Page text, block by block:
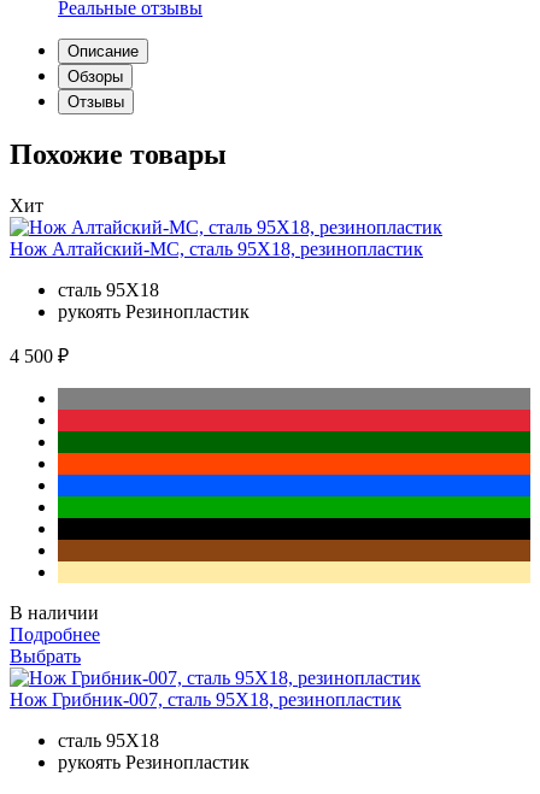
Реальные отзывы
Описание
Обзоры
Отзывы
Похожие товары
Хит
Нож Алтайский-МС, сталь 95Х18, резинопластик
сталь 95Х18
рукоять Резинопластик
4 500 ₽
В наличии
Подробнее
Выбрать
Нож Грибник-007, сталь 95Х18, резинопластик
сталь 95Х18
рукоять Резинопластик